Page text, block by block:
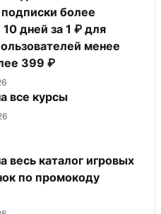
более
дней за 1 ₽ для
менее
399 ₽
все курсы
весь каталог игровых
по промокоду